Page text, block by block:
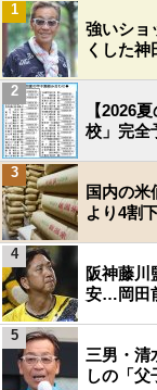
強いショ
くした
1
【2026
校」完全
2
国内の
より4割
3
阪神藤川
安…岡田
4
三男・清
しの「
5